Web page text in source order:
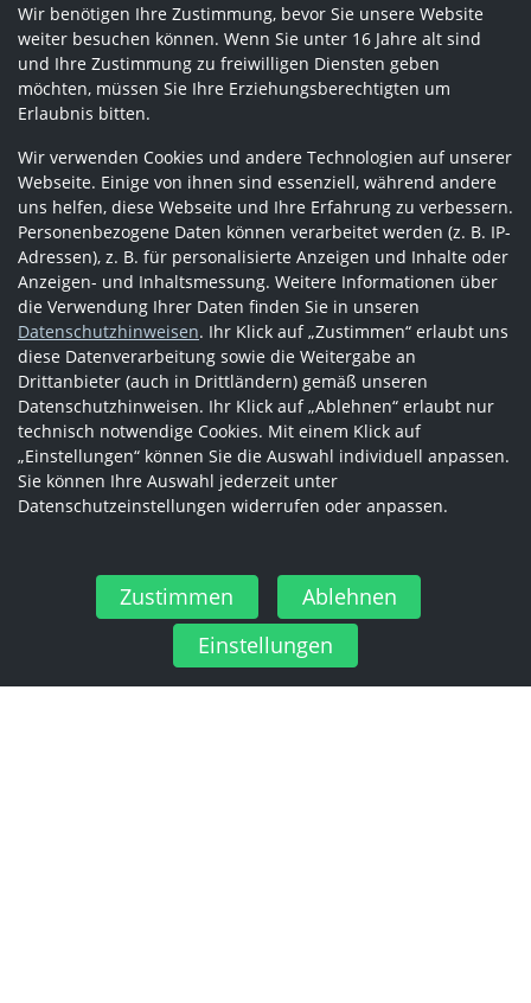
Wir benötigen Ihre Zustimmung, bevor Sie unsere Website
weiter besuchen können. Wenn Sie unter 16 Jahre alt sind
und Ihre Zustimmung zu freiwilligen Diensten geben
möchten, müssen Sie Ihre Erziehungsberechtigten um
Erlaubnis bitten.
Wir verwenden Cookies und andere Technologien auf unserer
Webseite. Einige von ihnen sind essenziell, während andere
uns helfen, diese Webseite und Ihre Erfahrung zu verbessern.
Personenbezogene Daten können verarbeitet werden (z. B. IP-
Adressen), z. B. für personalisierte Anzeigen und Inhalte oder
Anzeigen- und Inhaltsmessung. Weitere Informationen über
die Verwendung Ihrer Daten finden Sie in unseren
Datenschutzhinweisen. Ihr Klick auf „Zustimmen“ erlaubt uns
diese Datenverarbeitung sowie die Weitergabe an
Drittanbieter (auch in Drittländern) gemäß unseren
Datenschutzhinweisen. Ihr Klick auf „Ablehnen“ erlaubt nur
technisch notwendige Cookies. Mit einem Klick auf
„Einstellungen“ können Sie die Auswahl individuell anpassen.
Sie können Ihre Auswahl jederzeit unter
Datenschutzeinstellungen widerrufen oder anpassen.
Zustimmen
Ablehnen
Einstellungen